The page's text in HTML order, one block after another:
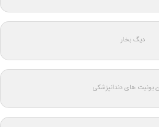
دیگ بخار
یونیت های دندانپزشکی